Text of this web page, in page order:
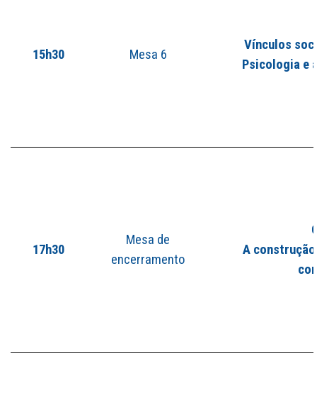
15h30 Mesa 6
Vínculos
Psicologia e
17h30
Mesa de
encerramento
A